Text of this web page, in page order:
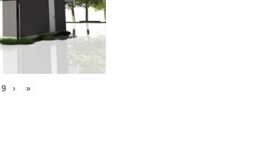
9 › »